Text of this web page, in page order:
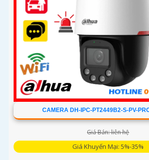
CAMERA DH-IPC-PT2449B2-S-PV-
Giá Bán: liên hệ
Giá Khuyến Mại: 5%-35%